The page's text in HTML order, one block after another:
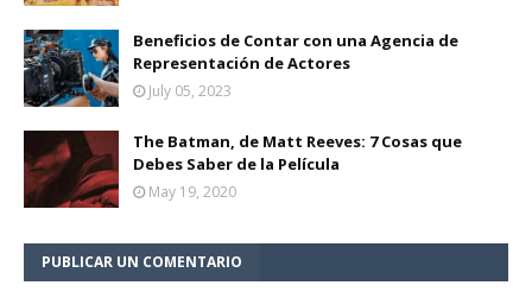
Beneficios de Contar con una Agencia de
Representación de Actores
July 05, 2023
The Batman, de Matt Reeves: 7 Cosas que
Debes Saber de la Película
May 19, 2020
PUBLICAR UN COMENTARIO